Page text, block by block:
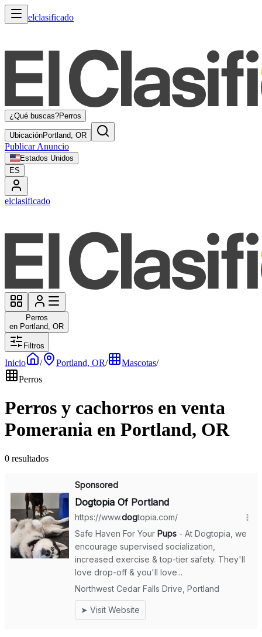
elclasificado
¿Qué buscas?Perros
UbicaciónPortland, OR
Publicar Anuncio
Estados Unidos
ES
elclasificado
Perros
en Portland, OR
Filtros
Inicio / Portland, OR/ Mascotas/
Perros
Perros y cachorros en venta
Pomerania en Portland, OR
0 resultados